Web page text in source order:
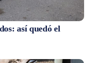
así quedó el